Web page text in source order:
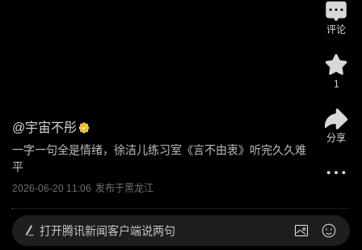
@宇宙不彤
一字一句全是情绪，徐洁儿练习室《言不由衷》听完久久难
平
2026-06-20 11:06 发布于黑龙江
评论
1
分享
打开腾讯新闻客户端说两句